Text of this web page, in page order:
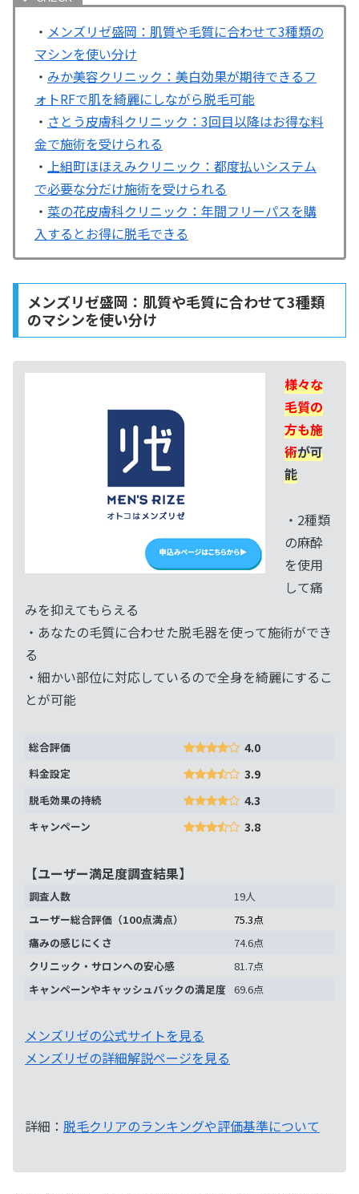
・ メンズリゼ盛岡：肌質や毛質に合わせて3種類の
マシンを使い分け
・ みか美容クリニック：美白効果が期待できるフ
ォトRFで肌を綺麗にしながら脱毛可能
・ さとう皮膚科クリニック：3回目以降はお得な料
金で施術を受けられる
・ 上組町ほほえみクリニック：都度払いシステム
で必要な分だけ施術を受けられる
・ 菜の花皮膚科クリニック：年間フリーパスを購
入するとお得に脱毛できる
メンズリゼ盛岡：肌質や毛質に合わせて3種類
のマシンを使い分け
様々な
毛質の
方も施
術が可
能
・2種類
の麻酔
を使用
して痛
みを抑えてもらえる
・あなたの毛質に合わせた脱毛器を使って施術ができ
る
・細かい部位に対応しているので全身を綺麗にするこ
とが可能
総合評価 4.0
料金設定 3.9
脱毛効果の持続 4.3
キャンペーン 3.8
【ユーザー満足度調査結果】
調査人数
19人
ユーザー総合評価（100点満点）
75.3点
痛みの感じにくさ
74.6点
クリニック・サロンへの安心感
81.7点
キャンペーンやキャッシュバックの満足度 69.6点
メンズリゼの公式サイトを見る
メンズリゼの詳細解説ページを見る
詳細： 脱毛クリアのランキングや評価基準について